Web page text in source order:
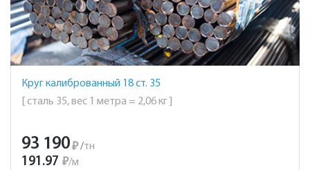
Круг калиброванный 18 ст. 35
[ сталь 35, вес 1 метра = 2,06 кг ]
93 190₽ /тн
191.97 ₽/м